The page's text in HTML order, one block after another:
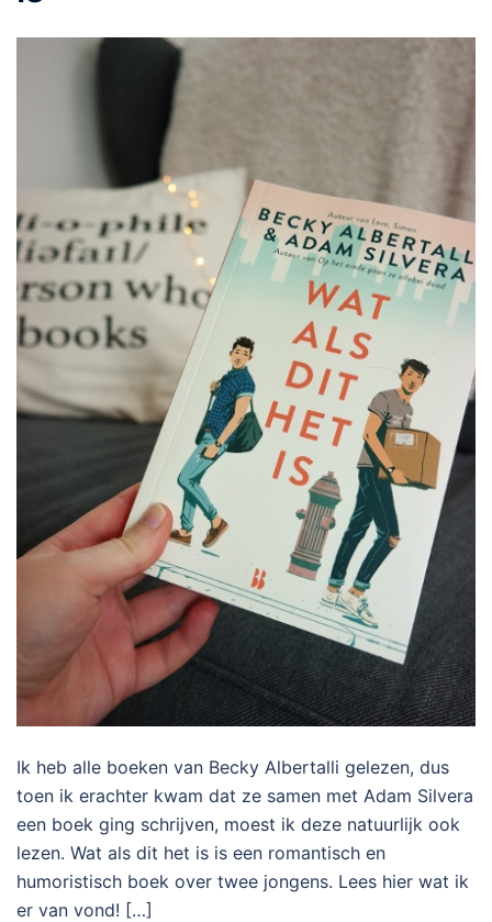
Ik heb alle boeken van Becky Albertalli gelezen, dus
toen ik erachter kwam dat ze samen met Adam Silvera
een boek ging schrijven, moest ik deze natuurlijk ook
lezen. Wat als dit het is is een romantisch en
humoristisch boek over twee jongens. Lees hier wat ik
er van vond! […]